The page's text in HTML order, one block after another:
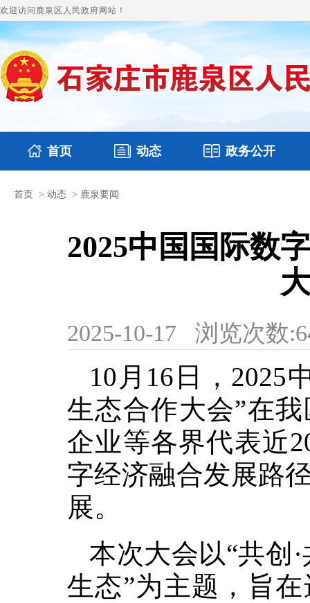
欢迎访问鹿泉区人民政府网站！
首页 动态
国务要闻
政务公开
本区文件
首页 > 动态 > 鹿泉要闻
2025中国国际数
2025-10-17 浏览次数:
10月16日，2025
生态合作大会”在
企业等各界代表近
字经济融合发展路
展。
本次大会以“共创
生态”为主题，旨